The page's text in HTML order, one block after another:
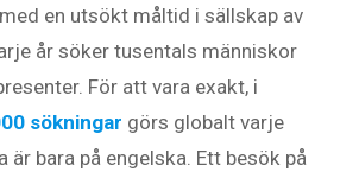
en utsökt måltid i sällskap av
år söker tusentals människor
För att vara exakt, i
sökningar görs globalt varje
är bara på engelska. Ett besök på